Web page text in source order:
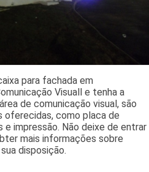
para fachada em
Visuall e tenha a
de comunicação visual, são
oferecidas, como placa de
e impressão. Não deixe de entrar
mais informações sobre
disposição.